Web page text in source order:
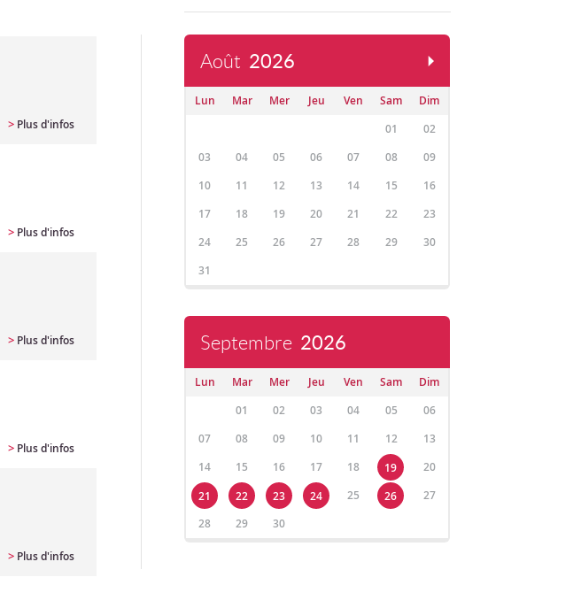
> Plus d'infos
> Plus d'infos
> Plus d'infos
> Plus d'infos
> Plus d'infos
Août 2026
Lun Mar Mer Jeu Ven Sam
Dim
01
02
03
04 05 06 07 08
09
10
11 12 13 14 15
16
17
18 19 20 21 22
23
24
25 26 27 28 29
30
31
Septembre 2026
Lun Mar Mer Jeu Ven Sam
Dim
01
02 03 04 05
06
07
08 09 10 11 12
13
14
15 16 17 18 19
20
21
22 23 24 25 26
27
28
29 30